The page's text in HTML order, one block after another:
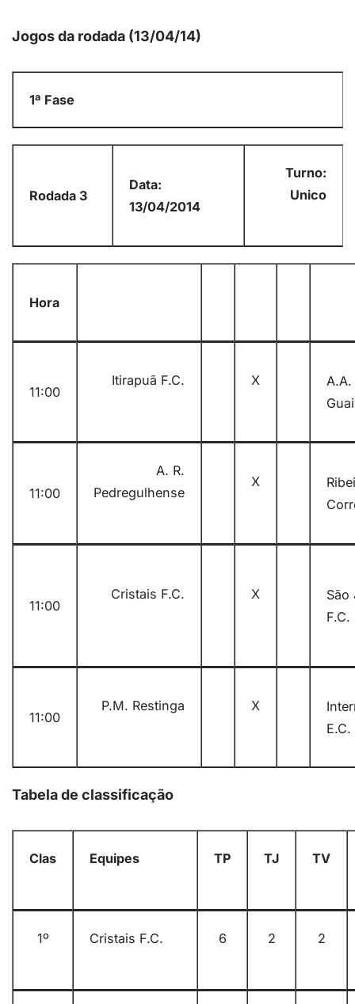
Jogos da rodada (13/04/14)
1ª Fase
Rodada 3
Data:
13/04/2014
Turno:
Unico
Hora
11:00
Itirapuã F.C. X
A.A.
11:00
A. R.
Pedregulhense
X
11:00
Cristais F.C. X
São
F.C.
11:00
P.M. Restinga X
E.C.
Tabela de classificação
Clas Equipes TP TJ TV
1º Cristais F.C. 6 2 2